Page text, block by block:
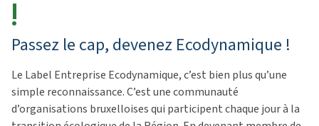
!
Passez le cap, devenez Ecodynamique !
Le Label Entreprise Ecodynamique, c’est bien plus qu’une
simple reconnaissance. C’est une communauté
d’organisations bruxelloises qui participent chaque jour à la